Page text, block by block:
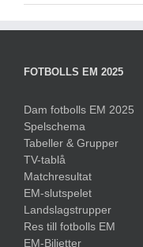
FOTBOLLS EM 2025
Dam fotbolls EM 2025
Spelschema
Tabeller & Grupper
TV-tablå
Matchresultat
EM-slutspelet
Landslagstrupper
Res till fotbolls EM
EM-Biljetter